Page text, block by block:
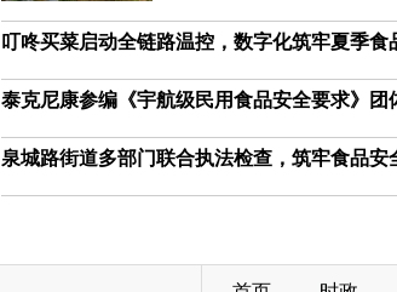
叮咚买菜启动全链路温控，数字化筑牢夏季食
泰克尼康参编《宇航级民用食品安全要求》团
泉城路街道多部门联合执法检查，筑牢食品安